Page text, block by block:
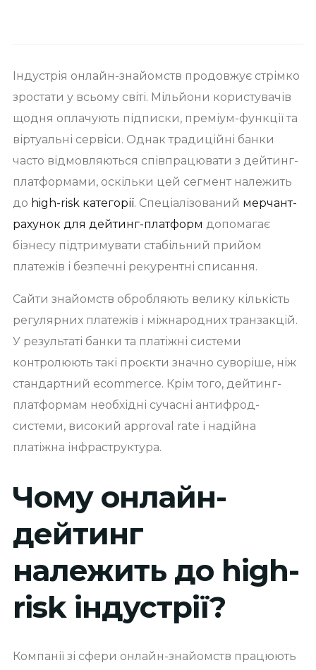
Індустрія онлайн-знайомств продовжує стрімко
зростати у всьому світі. Мільйони користувачів
щодня оплачують підписки, преміум-функції та
віртуальні сервіси. Однак традиційні банки
часто відмовляються співпрацювати з дейтинг-
платформами, оскільки цей сегмент належить
до high-risk категорії. Спеціалізований мерчант-
рахунок для дейтинг-платформ допомагає
бізнесу підтримувати стабільний прийом
платежів і безпечні рекурентні списання.
Сайти знайомств обробляють велику кількість
регулярних платежів і міжнародних транзакцій.
У результаті банки та платіжні системи
контролюють такі проєкти значно суворіше, ніж
стандартний ecommerce. Крім того, дейтинг-
платформам необхідні сучасні антифрод-
системи, високий approval rate і надійна
платіжна інфраструктура.
Чому онлайн-
дейтинг
належить до high-
risk індустрії?
Компанії зі сфери онлайн-знайомств працюють